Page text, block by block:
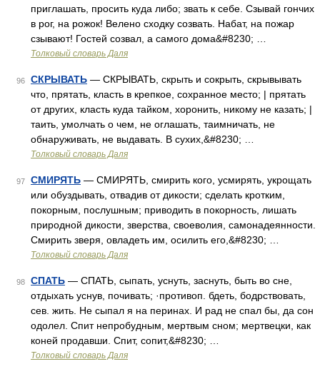
приглашать, просить куда либо; звать к себе. Сзывай гончих
в рог, на рожок! Велено сходку созвать. Набат, на пожар
сзывают! Гостей созвал, а самого дома&#8230; …
Толковый словарь Даля
96 СКРЫВАТЬ — СКРЫВАТЬ, скрыть и сокрыть, скрывывать
что, прятать, класть в крепкое, сохранное место; | прятать
от других, класть куда тайком, хоронить, никому не казать; |
таить, умолчать о чем, не оглашать, таимничать, не
обнаруживать, не выдавать. В сухих,&#8230; …
Толковый словарь Даля
97 СМИРЯТЬ — СМИРЯТЬ, смирить кого, усмирять, укрощать
или обуздывать, отвадив от дикости; сделать кротким,
покорным, послушным; приводить в покорность, лишать
природной дикости, зверства, своеволия, самонадеянности.
Смирить зверя, овладеть им, осилить его,&#8230; …
Толковый словарь Даля
98 СПАТЬ — СПАТЬ, сыпать, уснуть, заснуть, быть во сне,
отдыхать уснув, почивать; ·противоп. бдеть, бодрствовать,
сев. жить. Не сыпал я на перинах. И рад не спал бы, да сон
одолел. Спит непробудным, мертвым сном; мертвецки, как
коней продавши. Спит, сопит,&#8230; …
Толковый словарь Даля